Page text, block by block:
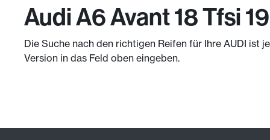
Audi A6 Avant 18 Tfsi
Die Suche nach den richtigen Reifen für Ihre AUDI ist
Version in das Feld oben eingeben.